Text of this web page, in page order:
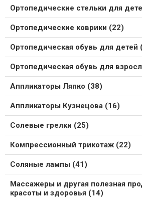
Ортопедические стельки для
Ортопедические коврики (22)
Ортопедическая обувь для детей
Ортопедическая обувь для
Аппликаторы Ляпко (38)
Аппликаторы Кузнецова (16)
Солевые грелки (25)
Компрессионный трикотаж (22)
Соляные лампы (41)
Массажеры и другая полезная
красоты и здоровья (14)